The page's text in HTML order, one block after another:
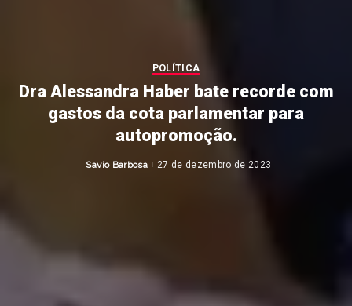
POLÍTICA
Dra Alessandra Haber bate recorde com
gastos da cota parlamentar para
autopromoção.
Posted
Savio Barbosa 27 de dezembro de 2023